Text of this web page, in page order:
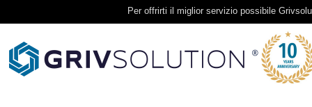
Per offrirti il miglior servizio possibile